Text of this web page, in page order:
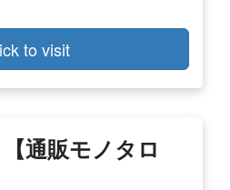
to visit
通販モノタロ